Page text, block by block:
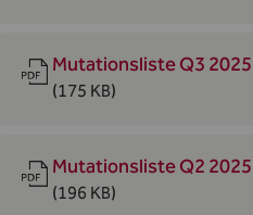
Mutationsliste Q3 2025
(175 KB)
Mutationsliste Q2 2025
(196 KB)